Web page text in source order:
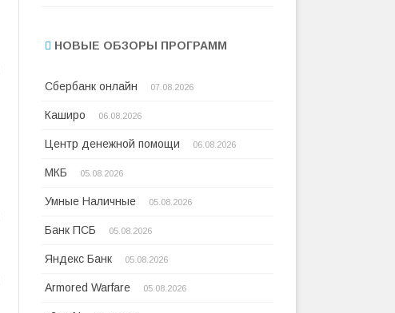
НОВЫЕ ОБЗОРЫ ПРОГРАММ
Сбербанк онлайн 07.08.2026
Каширо 06.08.2026
Центр денежной помощи 06.08.2026
МКБ 05.08.2026
Умные Наличные 05.08.2026
Банк ПСБ 05.08.2026
Яндекс Банк 05.08.2026
Armored Warfare 05.08.2026